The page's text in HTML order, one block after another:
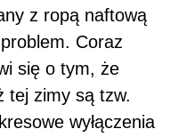
z ropą naftową
Coraz
się o tym, że
tej zimy są tzw.
wyłączenia